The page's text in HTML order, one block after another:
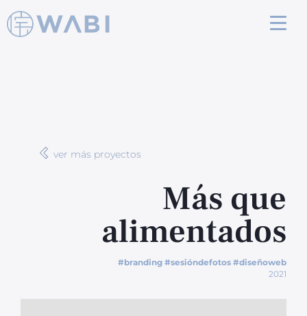
ver más proyectos
Más que
alimentados
#branding #sesióndefotos #diseñoweb
2021